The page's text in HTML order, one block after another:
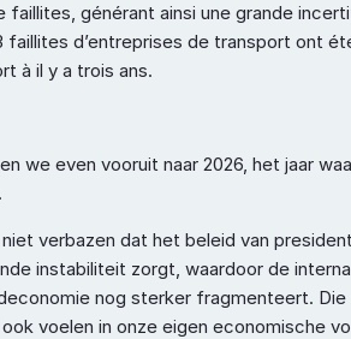
faillites, générant ainsi une grande
faillites d’entreprises de transport ont
à il y a trois ans.
we even vooruit naar 2026, het jaar
verbazen dat het beleid van
instabiliteit zorgt, waardoor de
nog sterker fragmenteert.
voelen in onze eigen economische